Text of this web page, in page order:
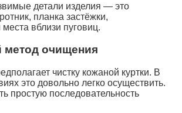
детали изделия — это
планка застёжки,
вблизи пуговиц.
метод очищения
чистку кожаной куртки. В
это довольно легко осуществить.
простую последовательность